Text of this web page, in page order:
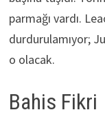
parmağı vardı.
durdurulamıyor;
o olacak.
Bahis Fikri